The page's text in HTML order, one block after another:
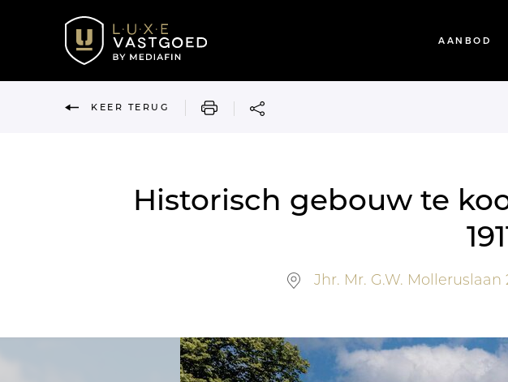
AANBOD
KEER TERUG AFDRUKKEN
Historisch gebouw te
Jhr. Mr. G.W. Molleruslaan